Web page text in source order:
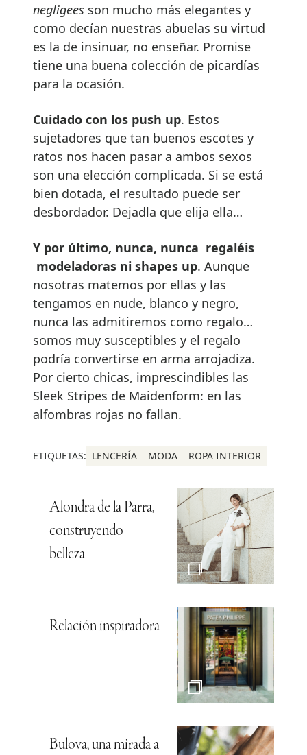
negligees son mucho más elegantes y
como decían nuestras abuelas su virtud
es la de insinuar, no enseñar. Promise
tiene una buena colección de picardías
para la ocasión.
Cuidado con los push up. Estos
sujetadores que tan buenos escotes y
ratos nos hacen pasar a ambos sexos
son una elección complicada. Si se está
bien dotada, el resultado puede ser
desbordador. Dejadla que elija ella…
Y por último, nunca, nunca regaléis
modeladoras ni shapes up. Aunque
nosotras matemos por ellas y las
tengamos en nude, blanco y negro,
nunca las admitiremos como regalo…
somos muy susceptibles y el regalo
podría convertirse en arma arrojadiza.
Por cierto chicas, imprescindibles las
Sleek Stripes de Maidenform: en las
alfombras rojas no fallan.
ETIQUETAS: LENCERÍA MODA ROPA INTERIOR
Alondra de la Parra,
construyendo
belleza
Relación inspiradora
Bulova, una mirada a